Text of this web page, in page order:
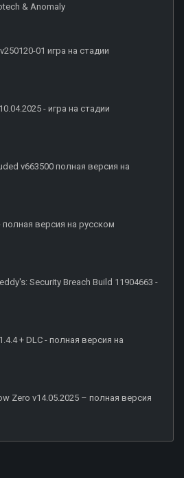
& Anomaly
01 игра на стадии
- игра на стадии
v663500 полная версия на
полная версия на русском
Security Breach Build 11904663 -
+ DLC - полная версия на
Zero v14.05.2025 – полная версия